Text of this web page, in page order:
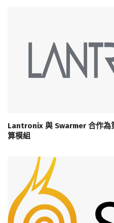
Lantronix 與 Swarmer 合作為
算模組